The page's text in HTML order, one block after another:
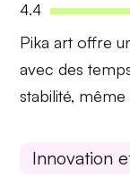
4.4
Pika art offre
avec des
stabilité,
Innovation